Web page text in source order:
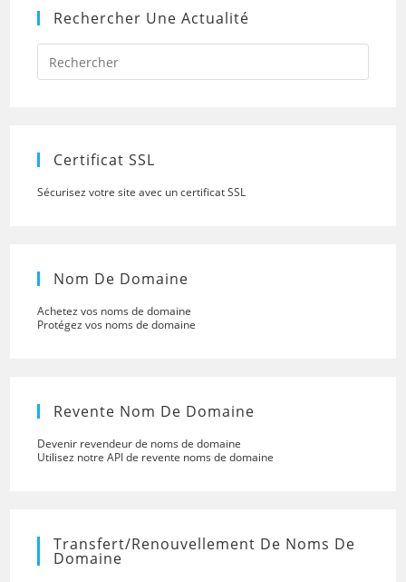
Rechercher Une Actualité
Press
to
Certificat SSL
Sécurisez votre site avec un certificat SSL
Nom De Domaine
Achetez vos noms de domaine
Protégez vos noms de domaine
Revente Nom De Domaine
Devenir revendeur de noms de domaine
Utilisez notre API de revente noms de domaine
Transfert/renouvellement De Noms De
Domaine